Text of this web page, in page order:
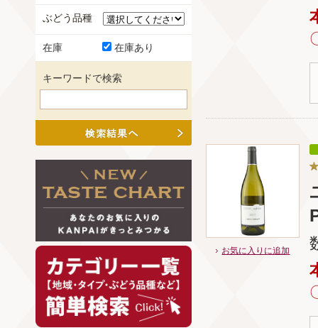
お気に入りに追加
ぶどう品種
在庫 在庫あり
キーワードで検索